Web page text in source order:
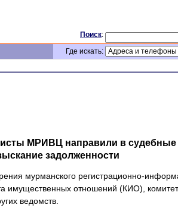
Поиск:
Где искать:
МРИВЦ направили в
задолженности
мурманского регистрационно-
имущественных отношений (КИО),
ведомств.